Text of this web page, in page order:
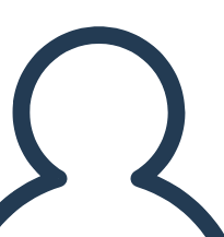
LIS-MOI